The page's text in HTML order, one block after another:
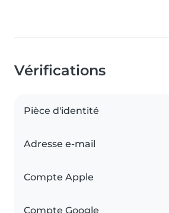
Vérifications
Pièce d'identité
Adresse e-mail
Compte Apple
Compte Google